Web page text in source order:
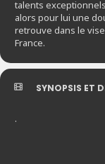
talents
alors pour lui une
retrouve dans le
France.
SYNOPSIS ET
.